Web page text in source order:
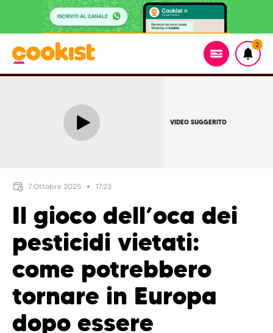
2
VIDEO SUGGERITO
7 Ottobre 2025 17:23
Il gioco dell’oca dei
pesticidi vietati:
come potrebbero
tornare in Europa
dopo essere